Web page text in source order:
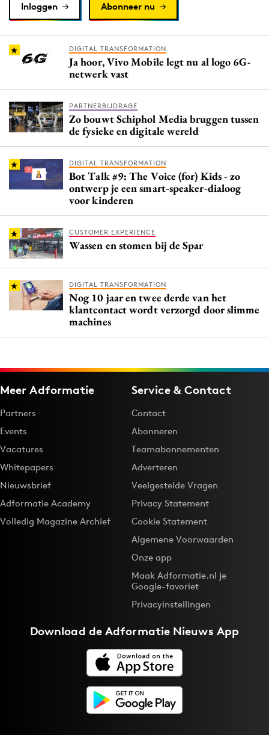
Purpose Marketing
Inloggen Abonneer nu
DIGITAL TRANSFORMATION
Ja hoor, Vivo Mobile legt nu al logo 6G-
netwerk vast
PARTNERBIJDRAGE
Zo bouwt Schiphol Media bruggen tussen
de fysieke en digitale wereld
DIGITAL TRANSFORMATION
Bot Talk #9: The Voice (for) Kids - zo
ontwerp je een smart-speaker-dialoog
voor kinderen
CUSTOMER EXPERIENCE
Wassen en stomen bij de Spar
DIGITAL TRANSFORMATION
Nog 10 jaar en twee derde van het
klantcontact wordt verzorgd door slimme
machines
Meer Adformatie
Partners
Events
Vacatures
Whitepapers
Nieuwsbrief
Adformatie Academy
Volledig Magazine Archief
Service & Contact
Contact
Abonneren
Teamabonnementen
Adverteren
Veelgestelde Vragen
Privacy Statement
Cookie Statement
Algemene Voorwaarden
Onze app
Maak Adformatie.nl je
Google-favoriet
Privacyinstellingen
Download deAdformatie Nieuws App